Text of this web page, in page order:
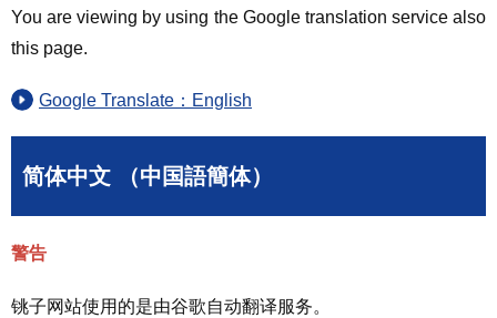
You are viewing by using the Google translation service also
this page.
Google Translate：English
简体中文 （中国語簡体）
警告
铫子网站使用的是由谷歌自动翻译服务。